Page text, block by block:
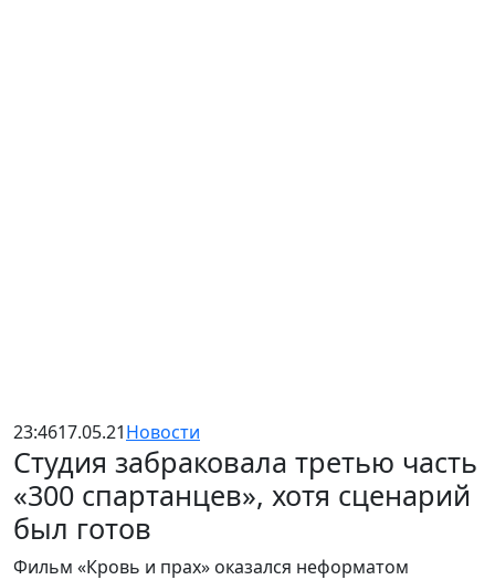
23:4617.05.21Новости
Студия забраковала третью часть
«300 спартанцев», хотя сценарий
был готов
Фильм «Кровь и прах» оказался неформатом